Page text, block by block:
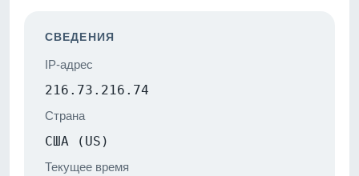
СВЕДЕНИЯ
IP-адрес
216.73.216.74
Страна
США (US)
Текущее время